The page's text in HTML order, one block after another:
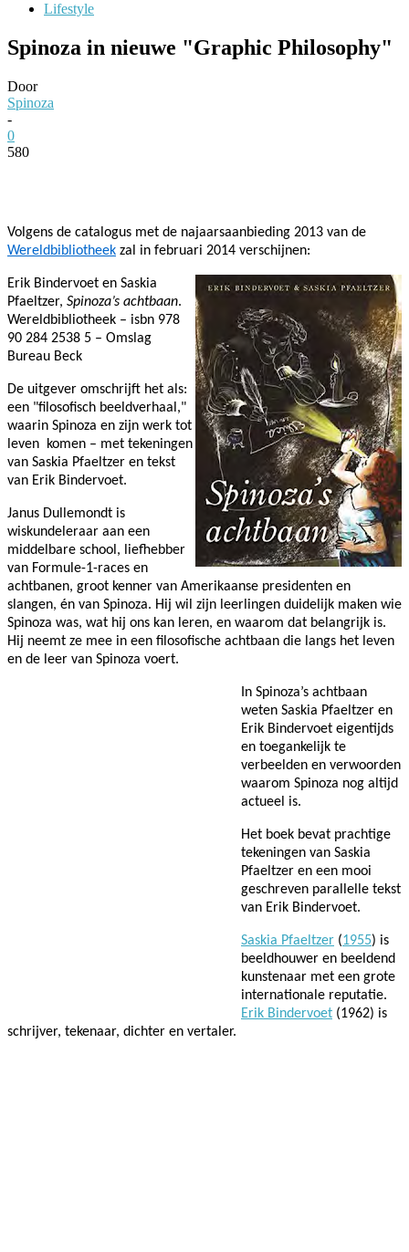
Lifestyle
Spinoza in nieuwe "Graphic Philosophy"
Door
Spinoza
-
0
580
Volgens de catalogus met de najaarsaanbieding 2013 van de
Wereldbibliotheek zal in februari 2014 verschijnen:
Erik Bindervoet en Saskia
Pfaeltzer, Spinoza’s achtbaan.
Wereldbibliotheek – isbn 978
90 284 2538 5 – Omslag
Bureau Beck
De uitgever omschrijft het als:
een "filosofisch beeldverhaal,"
waarin Spinoza en zijn werk tot
leven komen – met tekeningen
van Saskia Pfaeltzer en tekst
van Erik Bindervoet.
Janus Dullemondt is
wiskundeleraar aan een
middelbare school, liefhebber
van Formule-1-races en
achtbanen, groot kenner van Amerikaanse presidenten en
slangen, én van Spinoza. Hij wil zijn leerlingen duidelijk maken wie
Spinoza was, wat hij ons kan leren, en waarom dat belangrijk is.
Hij neemt ze mee in een filosofische achtbaan die langs het leven
en de leer van Spinoza voert.
In Spinoza’s achtbaan
weten Saskia Pfaeltzer en
Erik Bindervoet eigentijds
en toegankelijk te
verbeelden en verwoorden
waarom Spinoza nog altijd
actueel is.
Het boek bevat prachtige
tekeningen van Saskia
Pfaeltzer en een mooi
geschreven parallelle tekst
van Erik Bindervoet.
Saskia Pfaeltzer (1955) is
beeldhouwer en beeldend
kunstenaar met een grote
internationale reputatie.
Erik Bindervoet (1962) is
schrijver, tekenaar, dichter en vertaler.